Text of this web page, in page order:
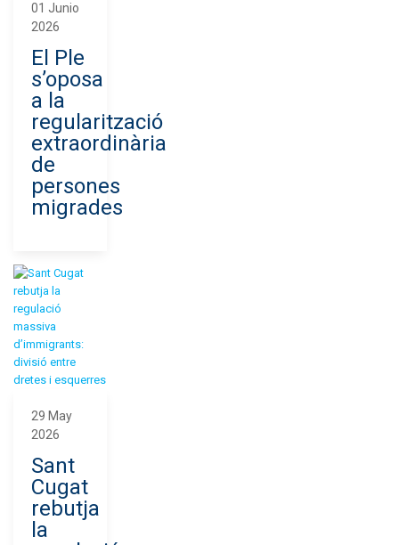
01 Junio
2026
El Ple
s’oposa
a la
regularització
extraordinària
de
persones
migrades
29 May
2026
Sant
Cugat
rebutja
la